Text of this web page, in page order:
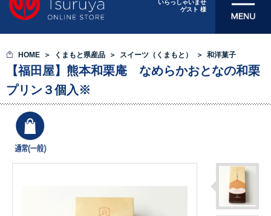
いらっしゃいませ
ゲスト 様
HOME くまもと県産品 スイーツ（くまもと） 和洋菓子
【福田屋】熊本和栗庵 なめらかおとなの和栗
プリン３個入※